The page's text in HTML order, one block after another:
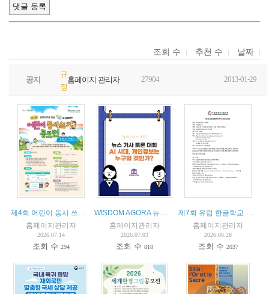
조회 수 추천 수 날짜
공지
규
정
홈페이지 관리자 27904 2013-01-29
홈페이지관리자
2026.07.14
조회 수 294
홈페이지관리자
2026.07.03
조회 수 818
홈페이지관리자
2026.06.28
조회 수 2037